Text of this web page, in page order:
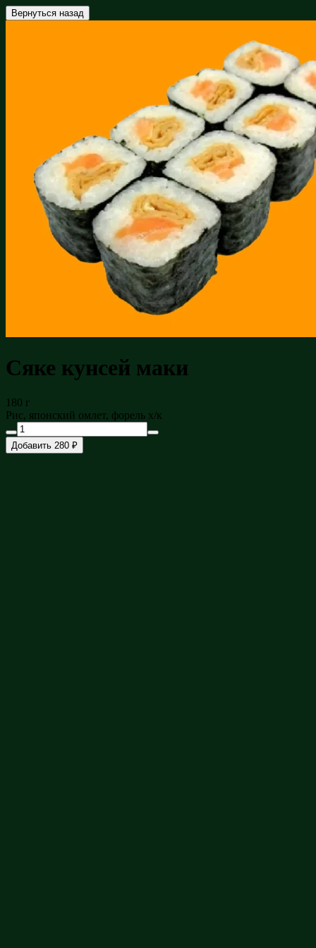
Вернуться назад
Сяке кунсей маки
180 г
Рис, японский омлет, форель х/к
Добавить 280 ₽